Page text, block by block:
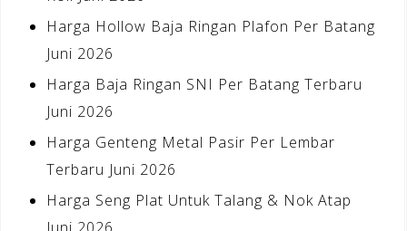
Harga Hollow Baja Ringan Plafon Per Batang
Juni 2026
Harga Baja Ringan SNI Per Batang Terbaru
Juni 2026
Harga Genteng Metal Pasir Per Lembar
Terbaru Juni 2026
Harga Seng Plat Untuk Talang & Nok Atap
Juni 2026